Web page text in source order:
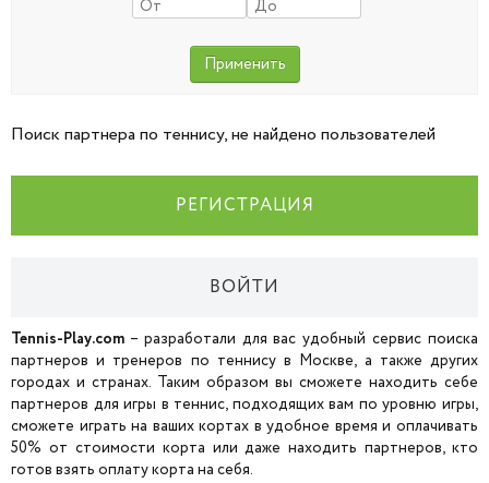
Поиск партнера по теннису, не найдено пользователей
РЕГИСТРАЦИЯ
ВОЙТИ
Tennis-Play.com – разработали для вас удобный сервис поиска
партнеров и тренеров по теннису в Москве, а также других
городах и странах. Таким образом вы сможете находить себе
партнеров для игры в теннис, подходящих вам по уровню игры,
сможете играть на ваших кортах в удобное время и оплачивать
50% от стоимости корта или даже находить партнеров, кто
готов взять оплату корта на себя.